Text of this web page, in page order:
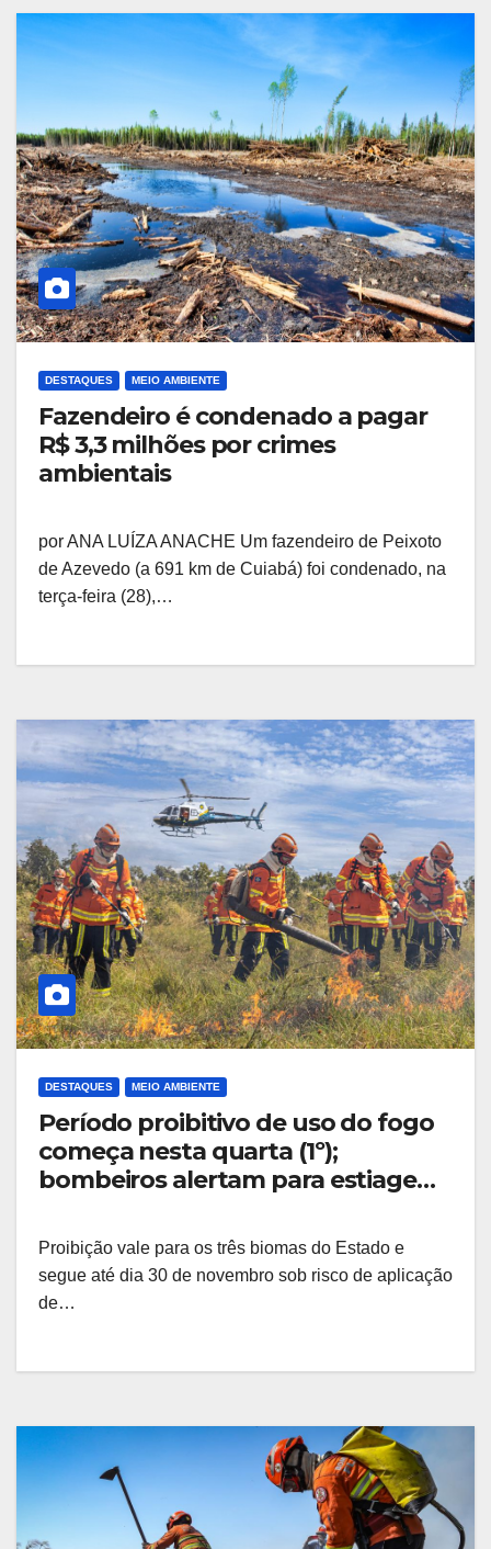
DESTAQUES MEIO AMBIENTE
Fazendeiro é condenado a pagar
R$ 3,3 milhões por crimes
ambientais
por ANA LUÍZA ANACHE Um fazendeiro de Peixoto
de Azevedo (a 691 km de Cuiabá) foi condenado, na
terça-feira (28),…
DESTAQUES MEIO AMBIENTE
Período proibitivo de uso do fogo
começa nesta quarta (1º);
bombeiros alertam para estiagem
Proibição vale para os três biomas do Estado e
segue até dia 30 de novembro sob risco de aplicação
de…